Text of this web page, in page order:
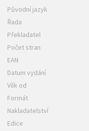
Původní jazyk
Řada
Překladatel
Počet stran
EAN
Datum vydání
Věk od
Formát
Nakladatelství
Edice